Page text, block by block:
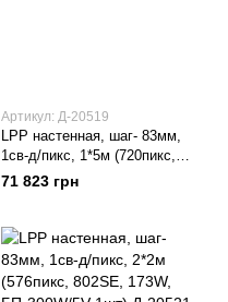
Артикул: Д-20519
LPP настенная, шаг- 83мм,
1св-д/пикс, 1*5м (720пикс,
802SE, 216W, БП-300W/5V-1шт)
71 823 грн